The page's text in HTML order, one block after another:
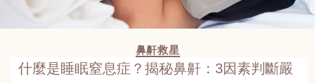
鼻鼾救星
什麼是睡眠窒息症？揭秘鼻鼾：3因素判斷嚴